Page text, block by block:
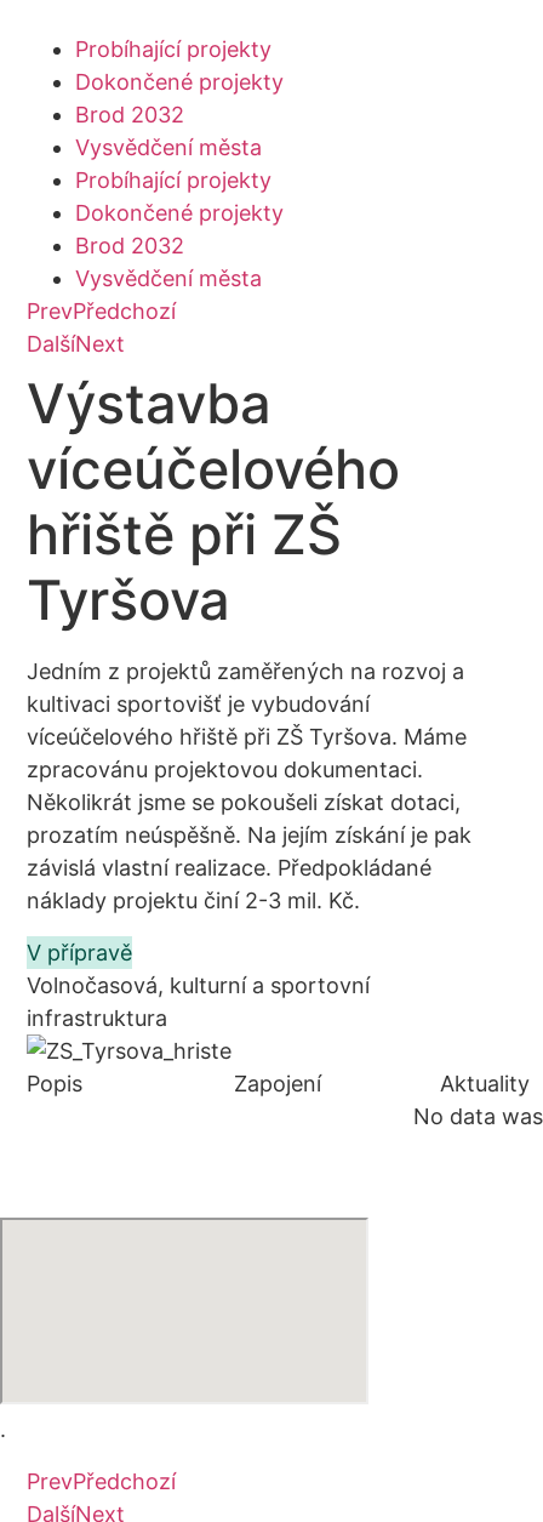
obsahu
Probíhající projekty
Dokončené projekty
Brod 2032
Vysvědčení města
Probíhající projekty
Dokončené projekty
Brod 2032
Vysvědčení města
PrevPředchozí
DalšíNext
Výstavba
víceúčelového
hřiště při ZŠ
Tyršova
Jedním z projektů zaměřených na rozvoj a
kultivaci sportovišť je vybudování
víceúčelového hřiště při ZŠ Tyršova. Máme
zpracovánu projektovou dokumentaci.
Několikrát jsme se pokoušeli získat dotaci,
prozatím neúspěšně. Na jejím získání je pak
závislá vlastní realizace. Předpokládané
náklady projektu činí 2-3 mil. Kč.
V přípravě
Volnočasová, kulturní a sportovní
infrastruktura
Popis Zapojení
Aktuality
No data
.
PrevPředchozí
DalšíNext